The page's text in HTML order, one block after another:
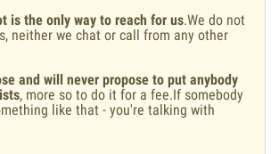
is the only way to reach for us.We do not
neither we chat or call from any other
and will never propose to put anybody
, more so to do it for a fee.If somebody
like that - you're talking with